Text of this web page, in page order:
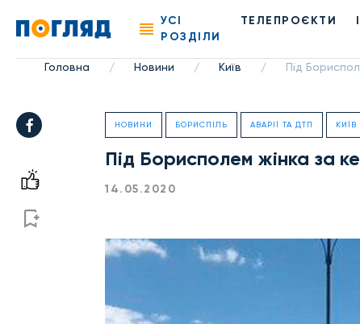
УСІ
РОЗДІЛИ
ТЕЛЕПРОЄКТИ
Головна / Новини / Київ / Під
НОВИНИ БОРИСПІЛЬ АВАРІЇ ТА ДТП КИЇВ
Під Борисполем жінка за
14.05.2020